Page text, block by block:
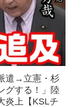
遣→立憲・杉
グする！」陸
炎上【KSLチ